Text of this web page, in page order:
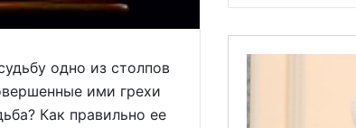
одно из столпов
ими грехи
Как правильно ее